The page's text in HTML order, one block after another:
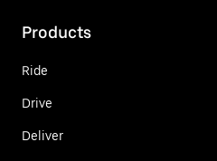
Products
Ride
Drive
Deliver